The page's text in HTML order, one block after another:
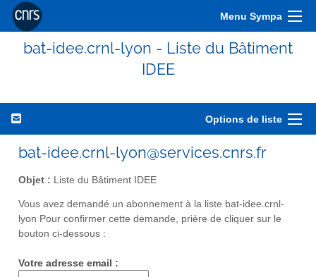
Menu Sympa
bat-idee.crnl-lyon - Liste du Bâtiment
IDEE
Options de liste
bat-idee.crnl-lyon@services.cnrs.fr
Objet : Liste du Bâtiment IDEE
Vous avez demandé un abonnement à la liste bat-idee.crnl-
lyon Pour confirmer cette demande, prière de cliquer sur le
bouton ci-dessous :
Votre adresse email :